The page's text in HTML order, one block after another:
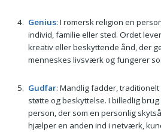
Genius: I romersk religion en
individ, familie eller sted. Ordet
kreativ eller beskyttende ånd, der
menneskes livsværk og fungerer
Gudfar: Mandlig fadder,
støtte og beskyttelse. I billedlig
person, der som en personlig
hjælper en anden ind i netværk,